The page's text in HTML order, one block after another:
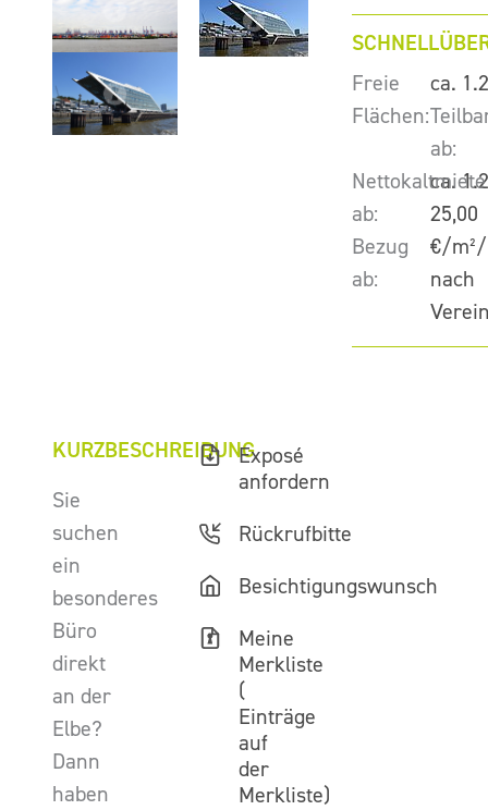
Freie
Flächen:
ca.
ab:
ca.
Nettokaltmiete
ab:
25,00
€/
Bezug
ab:
nach
KURZBESCHREIBUNG
Sie
suchen
ein
besonderes
Büro
direkt
an der
Elbe?
Dann
haben
Exposé
anfordern
Rückrufbitte
Besichtigungswunsch
Meine
Merkliste
(
Einträge
auf
der
Merkliste)